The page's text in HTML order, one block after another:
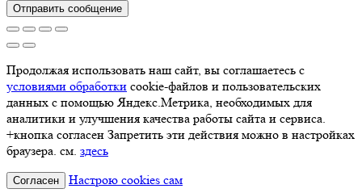
Отправить сообщение
Продолжая использовать наш сайт, вы соглашаетесь с
условиями обработки cookie-файлов и пользовательских
данных с помощью Яндекс.Метрика, необходимых для
аналитики и улучшения качества работы сайта и сервиса.
+кнопка согласен Запретить эти действия можно в настройках
браузера. см. здесь
Согласен Настрою cookies сам